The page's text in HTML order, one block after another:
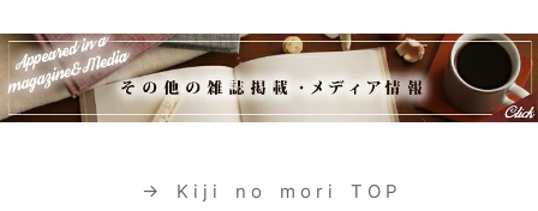
→ K i j i n o m o r i T O P